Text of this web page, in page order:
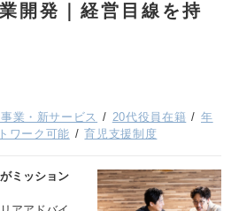
開発｜経営目線を持
業・新サービス 20代役員在籍
年
ワーク可能 育児支援制度
ミッション